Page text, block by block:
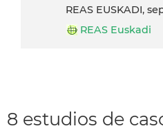
REAS EUSKADI,
REAS Euskadi
8 estudios de